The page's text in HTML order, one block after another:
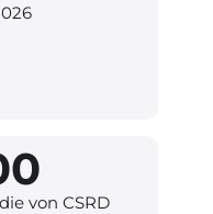
von CSRD